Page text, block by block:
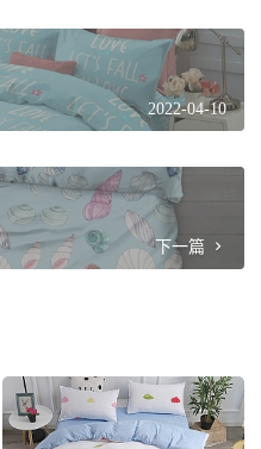
2022-04-10
下一篇